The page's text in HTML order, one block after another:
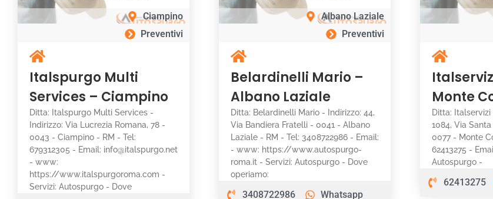
Ciampino
Preventivi
Italspurgo Multi
Services – Ciampino
Ditta: Italspurgo Multi Services -
Indirizzo: Via Lucrezia Romana, 78 -
0043 - Ciampino - RM - Tel:
679312305 - Email: info@italspurgo.net
- www:
https://www.italspurgoroma.com -
Servizi: Autospurgo - Dove
Albano Laziale
Preventivi
Belardinelli Mario –
Albano Laziale
Ditta: Belardinelli Mario - Indirizzo: 44,
Via Bandiera Fratelli - 0041 - Albano
Laziale - RM - Tel: 3408722986 - Email:
- www: https://www.autospurgo-
roma.it - Servizi: Autospurgo - Dove
operiamo:
3408722986 Whatsapp
Monte
Ditta:
1084, Via
0077 - Monte
62413275 -
Autospurgo -
62413275